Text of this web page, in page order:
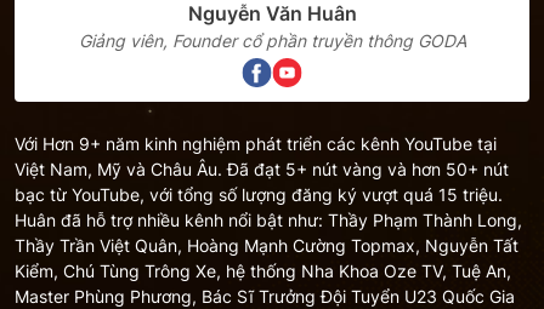
Nguyễn Văn Huân
Giảng viên, Founder cổ phần truyền thông GODA
Với Hơn 9+ năm kinh nghiệm phát triển các kênh YouTube tại
Việt Nam, Mỹ và Châu Âu. Đã đạt 5+ nút vàng và hơn 50+ nút
bạc từ YouTube, với tổng số lượng đăng ký vượt quá 15 triệu.
Huân đã hỗ trợ nhiều kênh nổi bật như: Thầy Phạm Thành Long,
Thầy Trần Việt Quân, Hoàng Mạnh Cường Topmax, Nguyễn Tất
Kiểm, Chú Tùng Trông Xe, hệ thống Nha Khoa Oze TV, Tuệ An,
Master Phùng Phương, Bác Sĩ Trưởng Đội Tuyển U23 Quốc Gia